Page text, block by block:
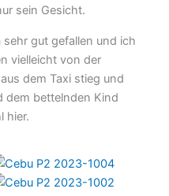
sein Gesicht.
sehr gut gefallen und ich
vielleicht von der
dem Taxi stieg und
dem bettelnden Kind
hier.